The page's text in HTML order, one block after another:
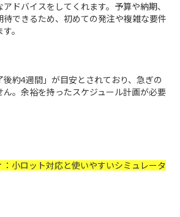
ドバイスをしてくれます。予算や納期、
待できるため、初めての発注や複雑な要件
。
約4週間」が目安とされており、急ぎの
。余裕を持ったスケジュール計画が必要
：小ロット対応と使いやすいシミュレータ